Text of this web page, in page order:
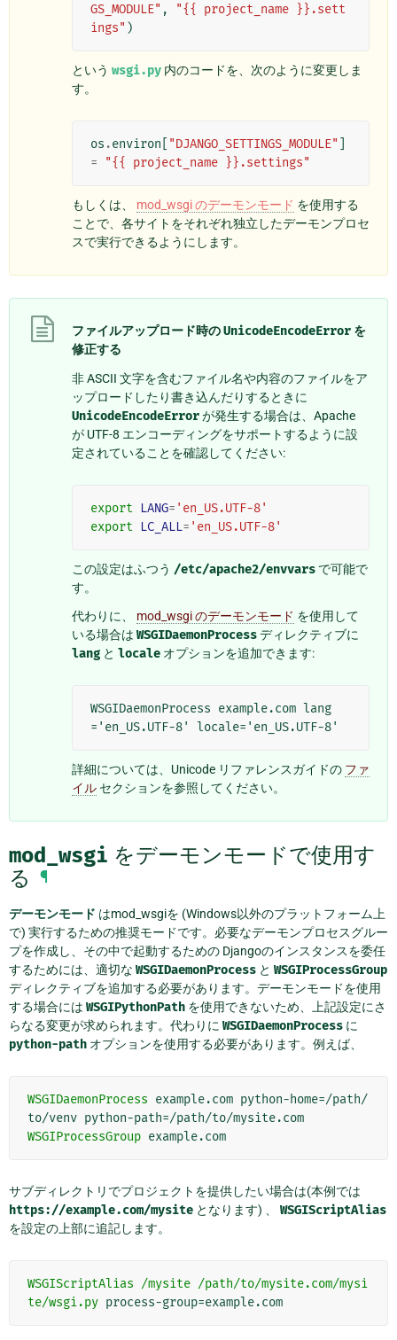
GS_MODULE" ,
"{{ project_name }}.sett
ings" )
という wsgi.py 内のコードを、次のように変更しま
す。
os .environ "DJANGO_SETTINGS_MODULE"
=
"{{ project_name }}.settings"
もしくは、 mod_wsgi のデーモンモード を使用する
ことで、各サイトをそれぞれ独立したデーモンプロセ
スで実行できるようにします。
ファイルアップロード時のUnicodeEncodeError を
修正する
非 ASCII 文字を含むファイル名や内容のファイルをア
ップロードしたり書き込んだりするときに
UnicodeEncodeErrorが発生する場合は、Apache
が UTF-8 エンコーディングをサポートするように設
定されていることを確認してください:
export LANG= 'en_US.UTF-8'
export
LC_ALL= 'en_US.UTF-8'
この設定はふつう /etc/apache2/envvars で可能で
す。
代わりに、 mod_wsgi のデーモンモード を使用して
いる場合は WSGIDaemonProcessディレクティブに
lang と locale オプションを追加できます:
WSGIDaemonProcess example.com lang
詳細については、Unicode リファレンスガイドの ファ
イル セクションを参照してください。
mod_wsgi をデーモンモードで使用す
る
¶
デーモンモード はmod_wsgiを (Windows以外のプラットフォーム上
で) 実行するための推奨モードです。必要なデーモンプロセスグルー
プを作成し、その中で起動するための Djangoのインスタンスを委任
するためには、適切な WSGIDaemonProcess と WSGIProcessGroup
ディレクティブを追加する必要があります。デーモンモードを使用
する場合には WSGIPythonPath を使用できないため、上記設定にさ
らなる変更が求められます。代わりに WSGIDaemonProcess に
python-path オプションを使用する必要があります。例えば、
WSGIDaemonProcess example.com python-home=/path/
to/venv
WSGIProcessGroup
サブディレクトリでプロジェクトを提供したい場合は(本例では
https://example.com/mysite となります) 、 WSGIScriptAlias
を設定の上部に追記します。
WSGIScriptAlias /mysite /path/to/mysite.com/mysi
te/wsgi.py